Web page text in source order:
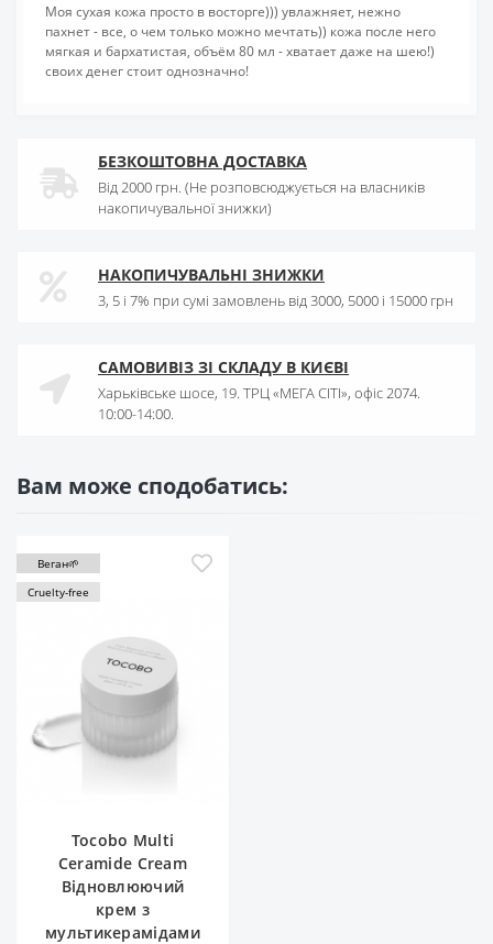
Моя сухая кожа просто в восторге))) увлажняет, нежно
пахнет - все, о чем только можно мечтать)) кожа после него
мягкая и бархатистая, объём 80 мл - хватает даже на шею!)
своих денег стоит однозначно!
БЕЗКОШТОВНА ДОСТАВКА
Від 2000 грн. (Не розповсюджується на власників
накопичувальної знижки)
НАКОПИЧУВАЛЬНІ ЗНИЖКИ
3, 5 і 7% при сумі замовлень від 3000, 5000 і 15000 грн
САМОВИВІЗ ЗІ СКЛАДУ В КИЄВІ
Харьківське шосе, 19. ТРЦ «МЕГА СІТІ», офіс 2074.
10:00-14:00.
Вам може сподобатись:
Веган🌱
Cruelty-free
Tocobo Multi
Ceramide Cream
Відновлюючий
крем з
мультикерамідами